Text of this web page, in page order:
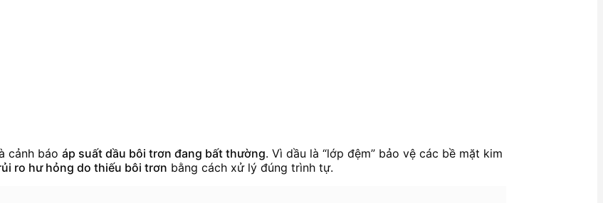
cảnh báo áp suất dầu bôi trơn đang bất thường. Vì dầu là “lớp đệm” bảo vệ các bề mặt kim
ro hư hỏng do thiếu bôi trơn bằng cách xử lý đúng trình tự.